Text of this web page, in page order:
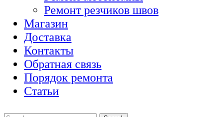
Ремонт резчиков швов
Магазин
Доставка
Контакты
Обратная связь
Порядок ремонта
Статьи